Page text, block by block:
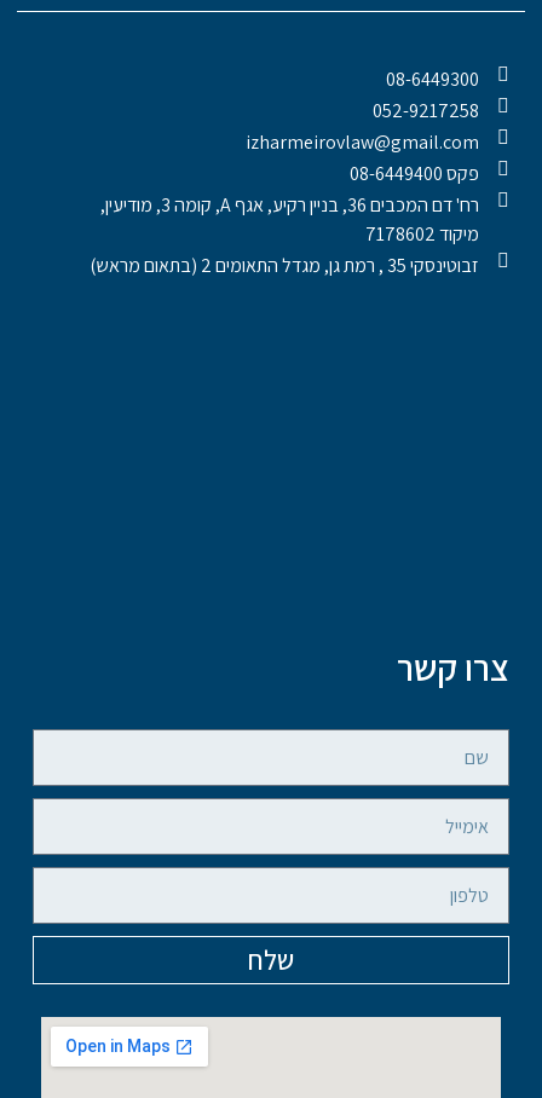
08-6449300
052-9217258
izharmeirovlaw@gmail.com
פקס 08-6449400
רח' דם המכבים 36, בניין רקיע, אגף A, קומה 3, מודיעין,
מיקוד 7178602
זבוטינסקי 35 , רמת גן, מגדל התאומים 2 (בתאום מראש)
צרו קשר
שלח